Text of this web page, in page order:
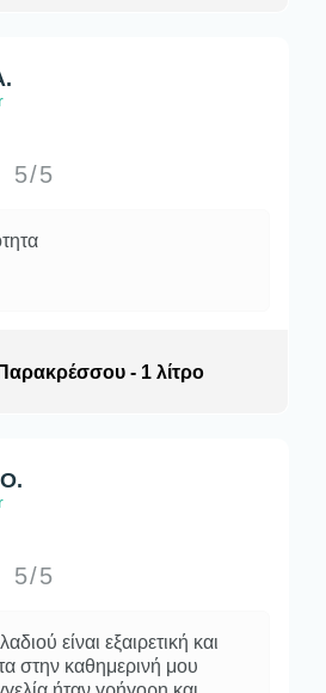
5/5
- 1 λίτρο
5/5
είναι εξαιρετική και
στην καθημερινή μου